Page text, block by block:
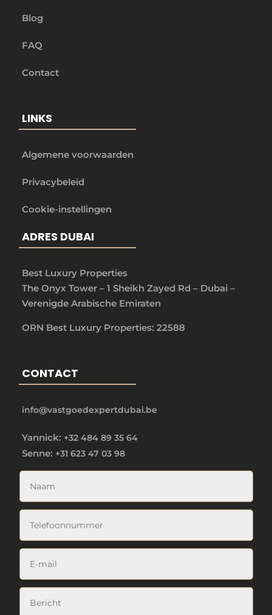
Blog
FAQ
Contact
LINKS
Algemene voorwaarden
Privacybeleid
Cookie-instellingen
ADRES DUBAI
Best Luxury Properties
The Onyx Tower – 1 Sheikh Zayed Rd – Dubai –
Verenigde Arabische Emiraten
ORN Best Luxury Properties: 22588
CONTACT
info@vastgoedexpertdubai.be
Yannick: +32 484 89 35 64
Senne: +31 623 47 03 98